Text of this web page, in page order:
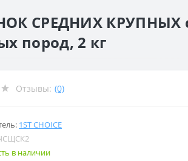
СРЕДНИХ КРУПНЫХ
пород, 2 кг
Отзывы: (0)
1ST CHOICE
в наличии